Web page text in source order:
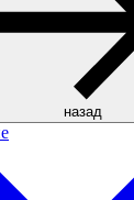
назад